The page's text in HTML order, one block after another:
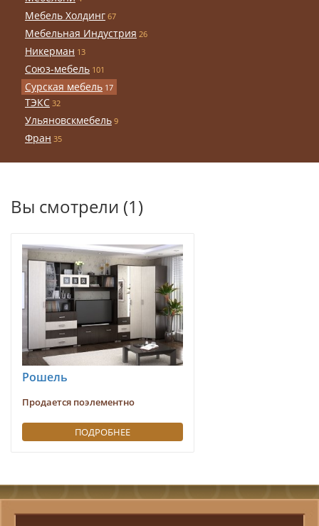
Мебель Холдинг 67
Мебельная Индустрия 26
Никерман 13
Союз-мебель 101
Сурская мебель 17
ТЭКС 32
Ульяновскмебель 9
Фран 35
Вы смотрели (1)
Рошель
Продается поэлементно
ПОДРОБНЕЕ